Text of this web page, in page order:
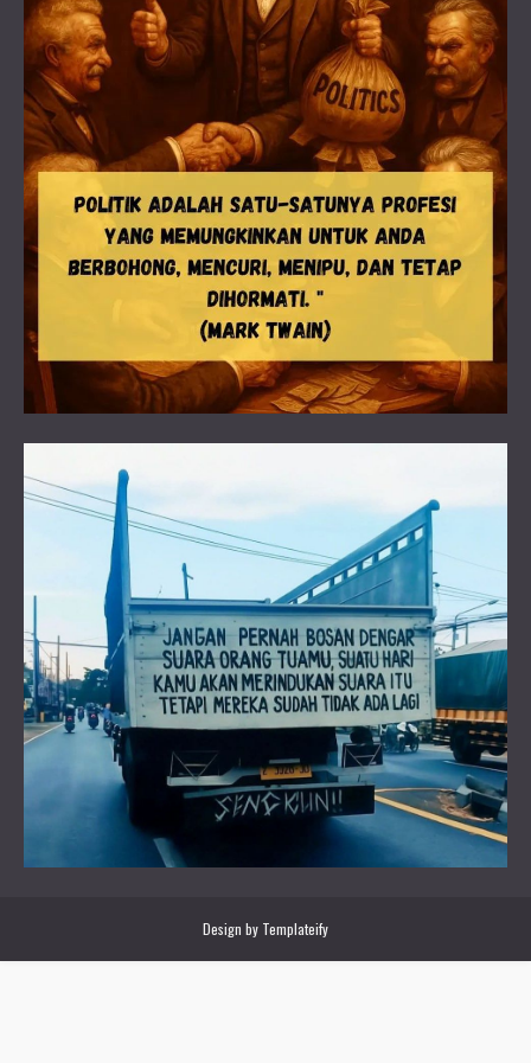
Design by Templateify